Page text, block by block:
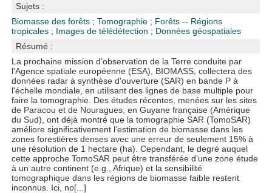
Sujets :
Biomasse des forêts ;Tomographie ; Forêts -- Régions
tropicales ; Images de télédétection ; Données géospatiales
Résumé :
La prochaine mission d’observation de la Terre conduite par
l'Agence spatiale européenne (ESA), BIOMASS, collectera des
données radar à synthèse d'ouverture (SAR) en bande P à
l'échelle mondiale, en utilisant des lignes de base multiple pour
faire la tomographie. Des études récentes, menées sur les sites
de Paracou et de Nouragues, en Guyane française (Amérique
du Sud), ont déjà montré que la tomographie SAR (TomoSAR)
améliore significativement l’estimation de biomasse dans les
zones forestières denses avec une erreur de seulement 15% à
une résolution de 1 hectare (ha). Cependant, le degré auquel
cette approche TomoSAR peut être transférée d’une zone étude
à un autre continent (e.g., Afrique) et la sensibilité
tomographique dans les régions de biomasse faible restent
inconnus. Ici, no[...]